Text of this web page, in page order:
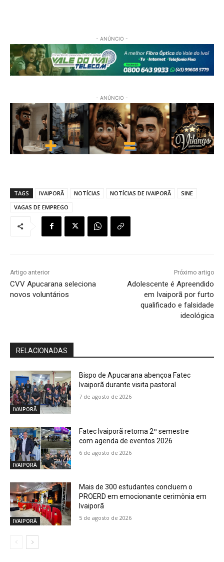
- ANÚNCIO -
- ANÚNCIO -
TAGS IVAIPORÃ NOTÍCIAS NOTÍCIAS DE IVAIPORÃ
SINE
VAGAS DE EMPREGO
Artigo anterior
CVV Apucarana seleciona
novos voluntários
Próximo artigo
Adolescente é Apreendido
em Ivaiporã por furto
qualificado e falsidade
ideológica
RELACIONADAS
IVAIPORÃ
Bispo de Apucarana abençoa Fatec
Ivaiporã durante visita pastoral
7 de agosto de 2026
IVAIPORÃ
Fatec Ivaiporã retoma 2º semestre
com agenda de eventos 2026
6 de agosto de 2026
IVAIPORÃ
Mais de 300 estudantes concluem o
PROERD em emocionante cerimônia em
Ivaiporã
5 de agosto de 2026